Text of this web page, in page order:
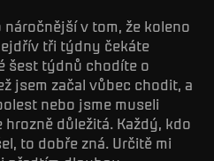
v tom, že koleno
tři týdny čekáte
šest týdnů chodíte o
jsem začal vůbec chodit, a
nebo jsme museli
důležitá. Každý, kdo
to dobře zná. Určitě mi